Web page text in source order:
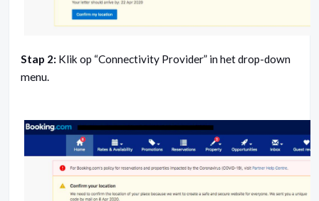
Stap 2: Klik op “Connectivity Provider” in het drop-down
menu.